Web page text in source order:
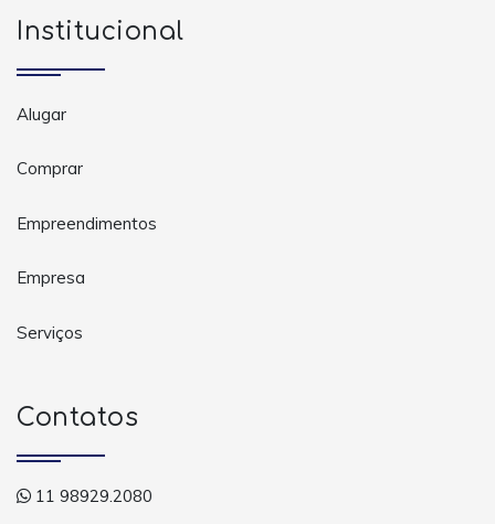
Institucional
Alugar
Comprar
Empreendimentos
Empresa
Serviços
Contatos
11 98929.2080